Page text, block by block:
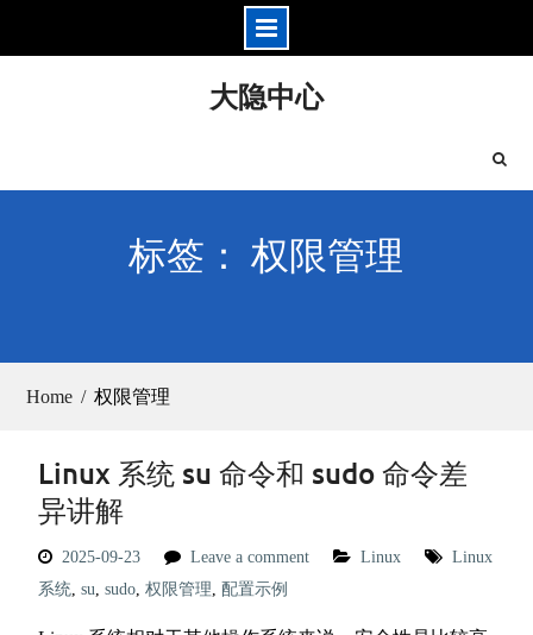
大隐中心
标签： 权限管理
Home 权限管理
Linux 系统 su 命令和 sudo 命令差
异讲解
2025-09-23 Leave a comment Linux
Linux
系统, su, sudo, 权限管理, 配置示例